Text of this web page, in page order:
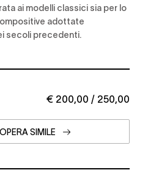
ai modelli classici sia per lo
adottate
secoli precedenti.
€ 200,00 / 250,00
SIMILE